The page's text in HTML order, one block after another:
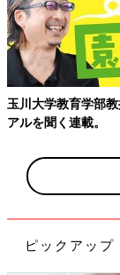
玉川大学教育学部
アルを聞く連載。
ピックアップ